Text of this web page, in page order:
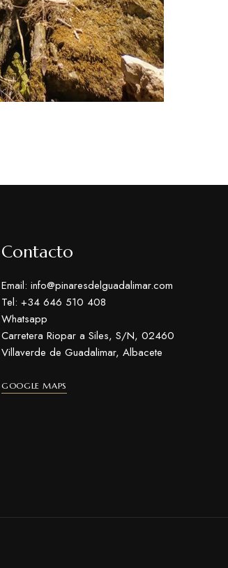
Contacto
Email: info@pinaresdelguadalimar.com
Tel: +34 646 510 408
Whatsapp
Carretera Riopar a Siles, S/N, 02460
Villaverde de Guadalimar, Albacete
GOOGLE MAPS